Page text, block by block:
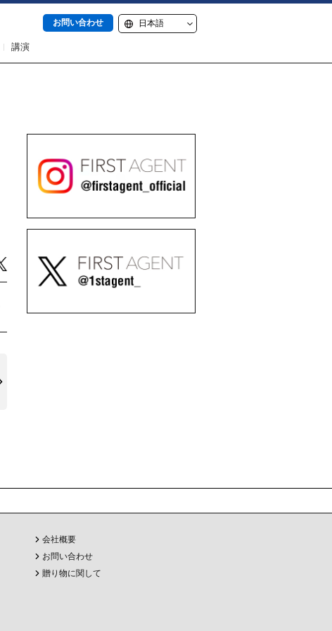
お問い合わせ
講演
会社概要
お問い合わせ
贈り物に関して